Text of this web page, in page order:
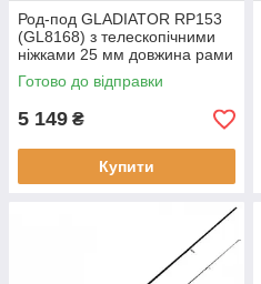
Род-под GLADIATOR RP153
(GL8168) з телескопічними
ніжками 25 мм довжина рами
71.5-109 см висота 43-785 см
Готово до відправки
5 149 ₴
Купити